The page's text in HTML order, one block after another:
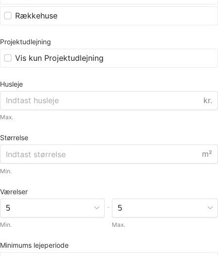
Rækkehuse
Projektudlejning
Vis kun Projektudlejning
Husleje
kr.
Max.
Størrelse
m²
Min.
Værelser
Min.
-
Max.
Minimums lejeperiode